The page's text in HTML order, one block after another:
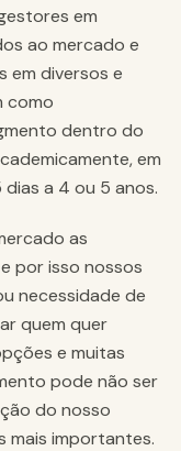
em
ao mercado e
em diversos e
como
dentro do
em
dias a 4 ou 5 anos.
as
por isso nossos
necessidade de
quem quer
e muitas
pode não ser
do nosso
mais importantes.